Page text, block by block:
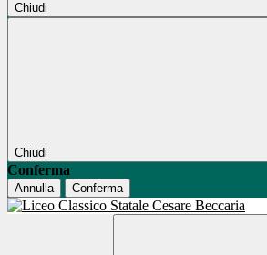
Chiudi
Chiudi
Conferma
Annulla Conferma